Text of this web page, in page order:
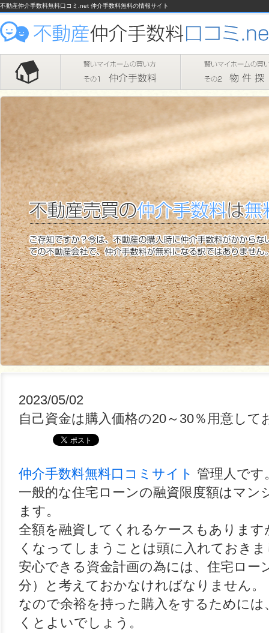
不動産仲介手数料無料口コミ.net 仲介手数料無料の情報サイト
2023/05/02
自己資金は購入価格の20～30％用意して
仲介手数料無料口コミサイト 管理人です
一般的な住宅ローンの融資限度額はマ
ます。
全額を融資してくれるケースもありま
くなってしまうことは頭に入れておき
安心できる資金計画の為には、住宅ロー
分）と考えておかなければなりません。
なので余裕を持った購入をするために
くとよいでしょう。